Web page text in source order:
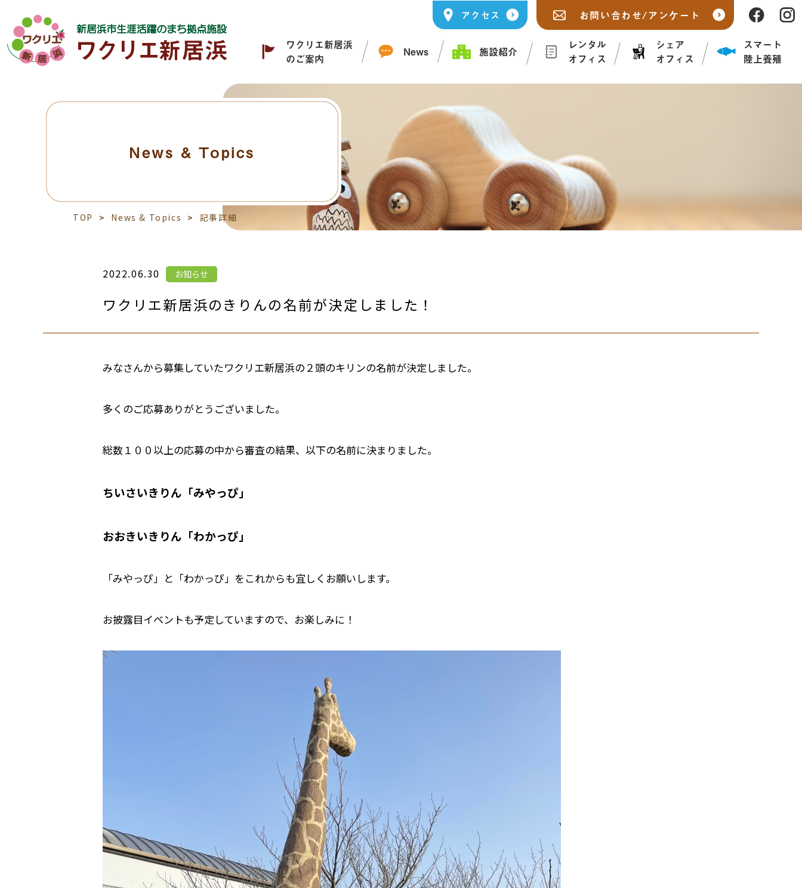
アクセス お問い合わせ/アンケート
ワクリエ新居浜
のご案内
News 施設紹介
レンタル
オフィス
シェア
オフィス
スマート
陸上養殖
News & Topics
TOP News & Topics 記事詳細
2022.06.30 お知らせ
ワクリエ新居浜のきりんの名前が決定しました！
みなさんから募集していたワクリエ新居浜の２頭のキリンの名前が決定しました。
多くのご応募ありがとうございました。
総数１００以上の応募の中から審査の結果、以下の名前に決まりました。
ちいさいきりん「みやっぴ」
おおきいきりん「わかっぴ」
「みやっぴ」と「わかっぴ」をこれからも宜しくお願いします。
お披露目イベントも予定していますので、お楽しみに！